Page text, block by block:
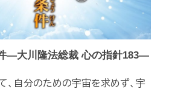
―大川隆法総裁 心の指針183―
、自分のための宇宙を求めず、宇